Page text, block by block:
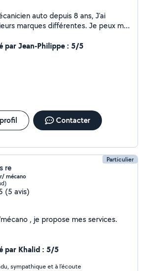
auto depuis 8 ans, J'ai
marques différentes. Je peux me
charger de rapporter les pièces de
pas à me contacter si vous avez
par Jean-Philippe : 5/5
Contacter
Particulier
re
mécano
(5 avis)
, je propose mes services.
par Khalid : 5/5
sympathique et à l’écoute